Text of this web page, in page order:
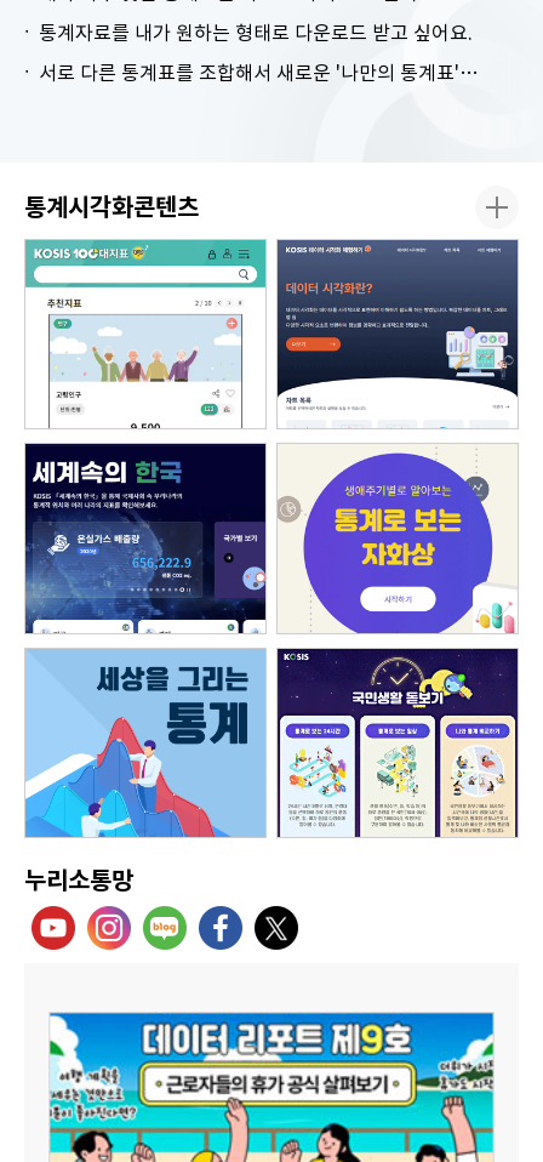
통계자료를 내가 원하는 형태로 다운로드 받고 싶어요.
서로 다른 통계표를 조합해서 새로운 '나만의 통계표'를 만들고 싶어요.
통계시각화콘텐츠
누리소통망